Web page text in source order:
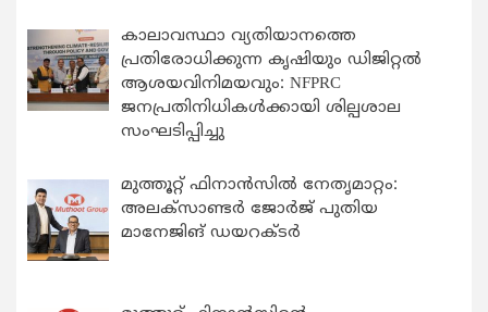
കാലാവസ്ഥാ വ്യതിയാനത്തെ
പ്രതിരോധിക്കുന്ന കൃഷിയും ഡിജിറ്റൽ
ആശയവിനിമയവും: NFPRC
ജനപ്രതിനിധികൾക്കായി ശില്പശാല
സംഘടിപ്പിച്ചു
മുത്തൂറ്റ് ഫിനാൻസിൽ നേതൃമാറ്റം:
അലക്സാണ്ടർ ജോർജ് പുതിയ
മാനേജിങ് ഡയറക്ടർ